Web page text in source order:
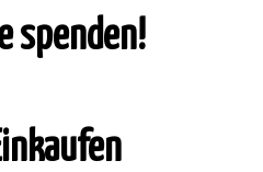
spenden!